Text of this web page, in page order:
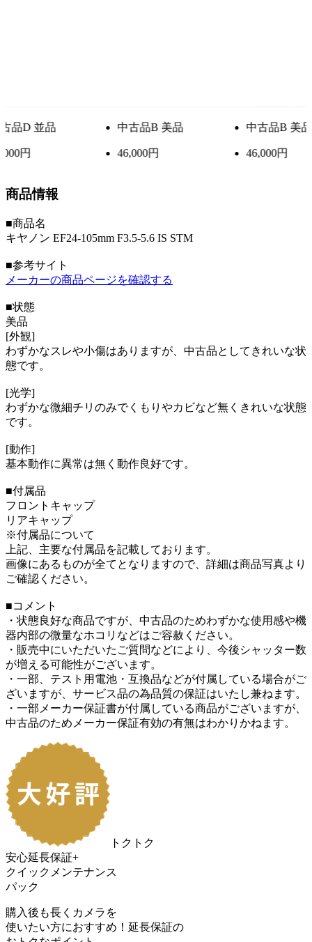
中古品 中古品 中
商品情報
■商品名
キヤノン EF24-105mm F3.5-5.6 IS STM
■参考サイト
メーカーの商品ページを確認する
■状態
美品
[外観]
わずかなスレや小傷はありますが、中古品としてきれいな状
態です。
[光学]
わずかな微細チリのみでくもりやカビなど無くきれいな状態
です。
[動作]
基本動作に異常は無く動作良好です。
■付属品
フロントキャップ
リアキャップ
※付属品について
上記、主要な付属品を記載しております。
画像にあるものが全てとなりますので、詳細は商品写真より
ご確認ください。
■コメント
・状態良好な商品ですが、中古品のためわずかな使用感や機
器内部の微量なホコリなどはご容赦ください。
・販売中にいただいたご質問などにより、今後シャッター数
が増える可能性がございます。
・一部、テスト用電池・互換品などが付属している場合がご
ざいますが、サービス品の為品質の保証はいたし兼ねます。
・一部メーカー保証書が付属している商品がございますが、
中古品のためメーカー保証有効の有無はわかりかねます。
トクトク
安心延長保証+
クイックメンテナンス
パック
購入後も長くカメラを
使いたい方におすすめ！ 延長保証の